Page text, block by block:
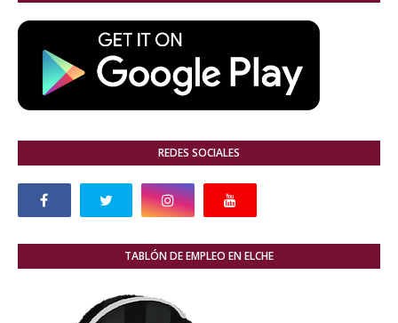
REDES SOCIALES
TABLÓN DE EMPLEO EN ELCHE